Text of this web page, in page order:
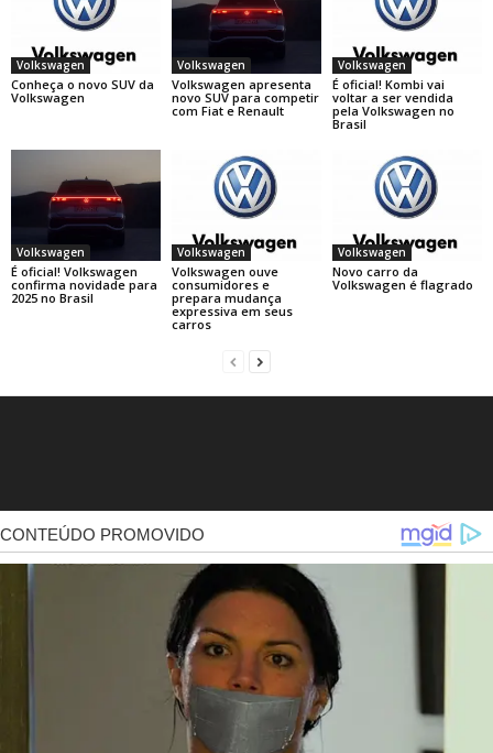
Volkswagen
Conheça o novo SUV da
Volkswagen
Volkswagen
Volkswagen apresenta
novo SUV para competir
com Fiat e Renault
Volkswagen
É oficial! Kombi vai
voltar a ser vendida
pela Volkswagen no
Brasil
Volkswagen
É oficial! Volkswagen
confirma novidade para
2025 no Brasil
Volkswagen
Volkswagen ouve
consumidores e
prepara mudança
expressiva em seus
carros
Volkswagen
Novo carro da
Volkswagen é flagrado